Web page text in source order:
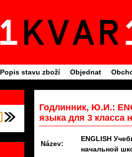
Popis stavu zboží Objednat
Годлинник, Ю.И.:
языка для 3 класса
Název:
ENGLISH
начальной